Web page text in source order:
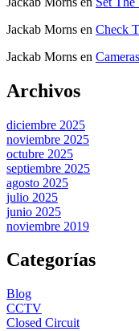
Jackab Morns en Check
Jackab Morns en
Archivos
diciembre 2025
noviembre 2025
octubre 2025
septiembre 2025
agosto 2025
julio 2025
junio 2025
noviembre 2019
Categorías
Blog
CCTV
Closed Circuit